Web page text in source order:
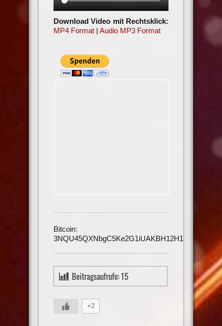
Download Video mit Rechtsklick:
MP4 Format| Audio MP3 Format
Bitcoin:
3NQU45QXNbgC5Ke2G1iUAKBH12H1h3UmAu
Beitragsaufrufe:15
+2